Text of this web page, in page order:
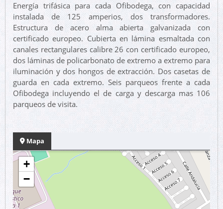
Energía trifásica para cada Ofibodega, con capacidad
instalada de 125 amperios, dos transformadores.
Estructura de acero alma abierta galvanizada con
certificado europeo. Cubierta en lámina esmaltada con
canales rectangulares calibre 26 con certificado europeo,
dos láminas de policarbonato de extremo a extremo para
iluminación y dos hongos de extracción. Dos casetas de
guarda en cada extremo. Seis parqueos frente a cada
Ofibodega incluyendo el de carga y descarga mas 106
parqueos de visita.
Mapa
+
−